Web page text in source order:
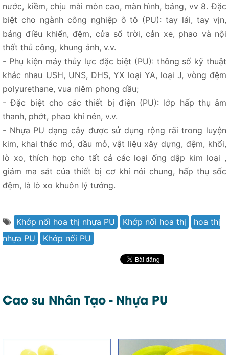
nước, kiềm, chịu mài mòn cao, màn hình, bảng, vv 8. Đặc
biệt cho ngành công nghiệp ô tô (PU): tay lái, tay vịn,
bảng điều khiển, đệm, cửa sổ trời, cản xe, phao và nội
thất thủ công, khung ảnh, v.v.
- Phụ kiện máy thủy lực đặc biệt (PU): thông số kỹ thuật
khác nhau USH, UNS, DHS, YX loại YA, loại J, vòng đệm
polyurethane, vua niêm phong dầu;
- Đặc biệt cho các thiết bị điện (PU): lớp hấp thụ âm
thanh, phớt, phao khí nén, v.v.
- Nhựa PU dạng cây được sử dụng rộng rãi trong luyện
kim, khai thác mỏ, dầu mỏ, vật liệu xây dựng, đệm, khối,
lò xo, thích hợp cho tất cả các loại ống dập kim loại ,
giảm ma sát của thiết bị cơ khí nói chung, hấp thụ sốc
đệm, là lò xo khuôn lý tưởng.
Khớp nối hoa thị nhựa PU Khớp nối hoa thị
hoa thị
nhựa PU
Khớp nối PU
Cao su Nhân Tạo - Nhựa PU